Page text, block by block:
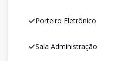
Porteiro Eletrônico
Sala Administração